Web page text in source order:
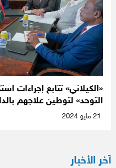
«الكيلاني» تتابع إجراءات
التوحد» لتوطين علاجهم
آخر الأخبار